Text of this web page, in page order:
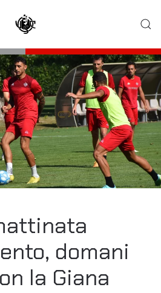
domani
la Giana